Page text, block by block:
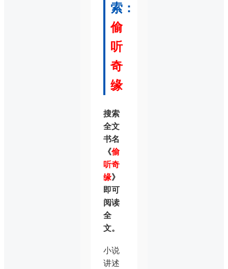
索：
偷
听
奇
缘
搜索
全文
书名
《偷
听奇
缘》
即可
阅读
全
文。
小说
讲述